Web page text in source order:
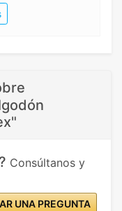
Consúltanos y
UNA PREGUNTA